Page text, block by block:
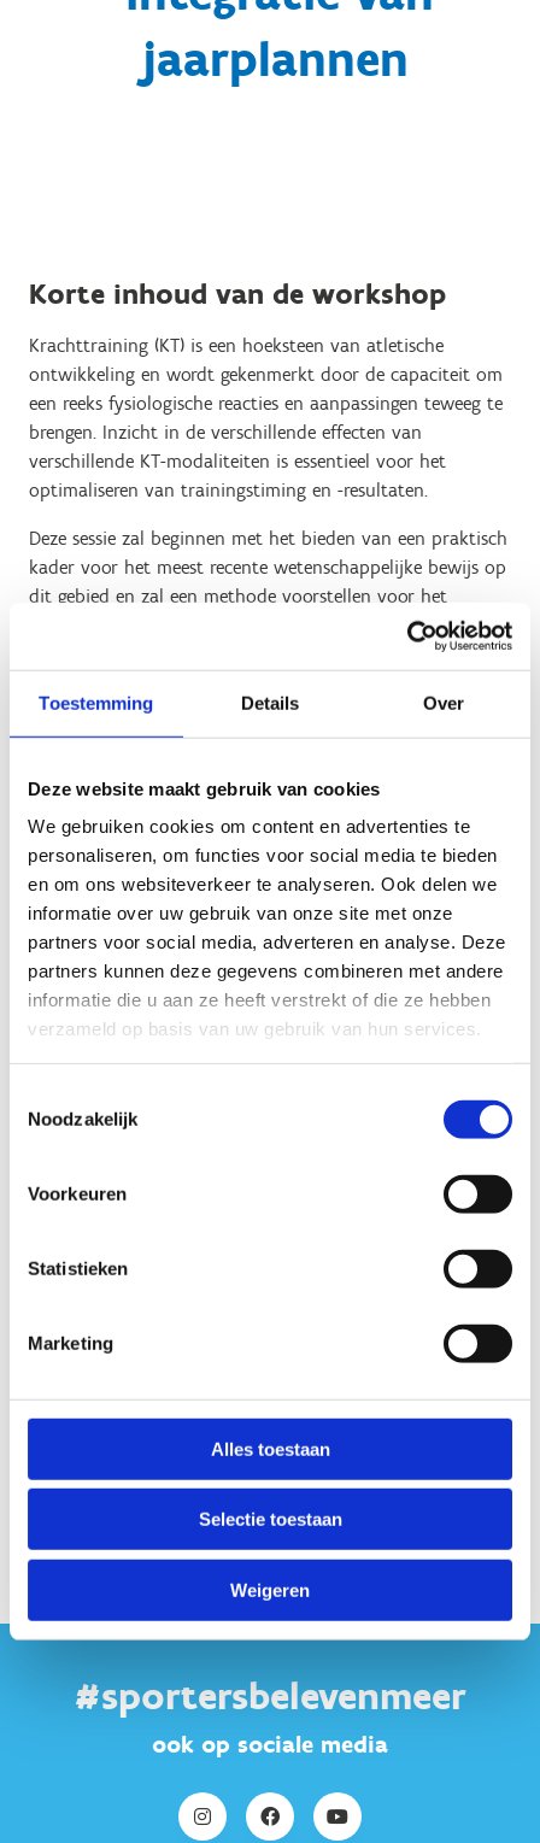
Toestemming Details Over
Deze website maakt gebruik van cookies
We gebruiken cookies om content en advertenties te
personaliseren, om functies voor social media te bieden
en om ons websiteverkeer te analyseren. Ook delen we
informatie over uw gebruik van onze site met onze
partners voor social media, adverteren en analyse. Deze
partners kunnen deze gegevens combineren met andere
informatie die u aan ze heeft verstrekt of die ze hebben
verzameld op basis van uw gebruik van hun services.
Noodzakelijk
Voorkeuren
Statistieken
Marketing
Alles toestaan
Selectie toestaan
Weigeren
jaarplannen
Korte inhoud van de workshop
Krachttraining (KT) is een hoeksteen van atletische
ontwikkeling en wordt gekenmerkt door de capaciteit om
een reeks fysiologische reacties en aanpassingen teweeg te
brengen. Inzicht in de verschillende effecten van
verschillende KT-modaliteiten is essentieel voor het
optimaliseren van trainingstiming en -resultaten.
Deze sessie zal beginnen met het bieden van een praktisch
kader voor het meest recente wetenschappelijke bewijs op
dit gebied en zal een methode voorstellen voor het
implementeren van KT in de schema's van atleten op basis
Deze sessie wordt in het Engels gegeven.
Biografie van de spreker
Alessandro is postdoc onderzoeker aan de Universiteit
Gent in de groep inspanningsfysiologie en co-docent van
de cursus “Strength & Conditioning in Health and
Performance”.
Naast zijn wetenschappelijke activiteit begeleidt hij de
kracht- en conditietraining van de Belgische vrouwelijke
nationale ploeg voor artistieke gymnastiek en roeien.
in Verona (Italië), werkte hij jarenlang als kracht- en
conditietrainer in Rugby Union en was hij technisch
de Universiteit van Verona.
Dr. Alessandro Colosio
#sportersbelevenmeer
ook op sociale media